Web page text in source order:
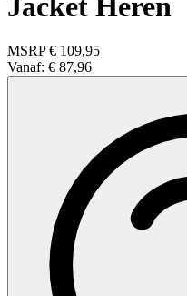
MSRP € 109,95
Vanaf: € 87,96